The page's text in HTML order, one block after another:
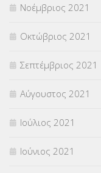
Νοέμβριος 2021
Οκτώβριος 2021
Σεπτέμβριος 2021
Αύγουστος 2021
Ιούλιος 2021
Ιούνιος 2021